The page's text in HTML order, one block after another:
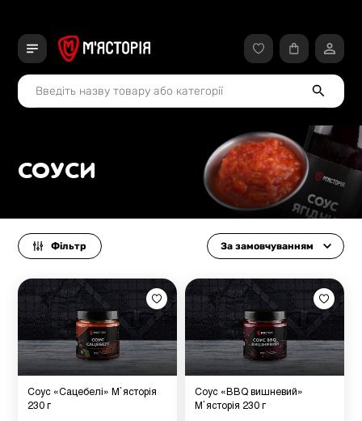
СОУСИ
Фільтр За замовчуванням
Соус «Сацебелі» М`ясторія
230 г
Соус «BBQ вишневий»
М`ясторія 230 г